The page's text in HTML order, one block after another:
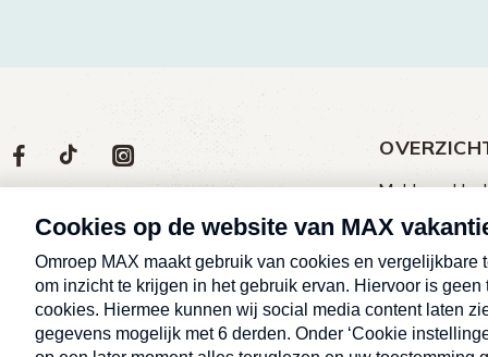
Volg
ons
op
social
media
Social
media
Volg
ons
op
Facebook
Volg
ons
op
TikTok
Volg
ons
op
Instagram
Alle rechten voorbehouden © MAX
Meld een
Nieuws
Over MAX
Afleveringen